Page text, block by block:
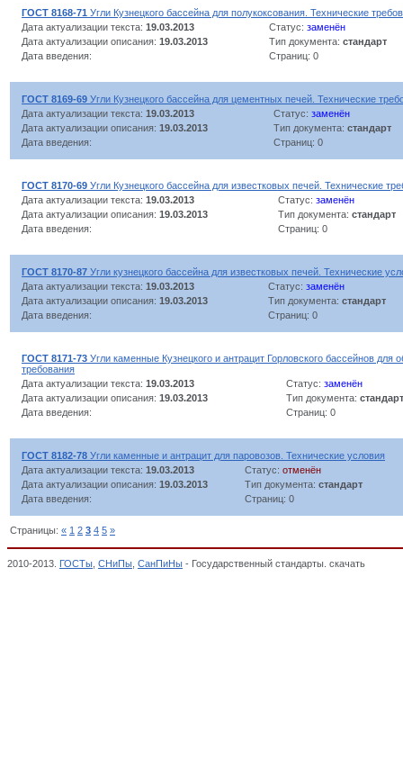
ГОСТ 8168-71 Угли Кузнецкого бассейна для полукоксования. Технические
Дата актуализации текста: 19.03.2013 Статус: заменён
Дата актуализации описания: 19.03.2013 Тип документа: стандарт
Дата введения:
Страниц: 0
ГОСТ 8169-69 Угли Кузнецкого бассейна для цементных печей. Технические
Дата актуализации текста: 19.03.2013 Статус: заменён
Дата актуализации описания: 19.03.2013 Тип документа: стандарт
Дата введения:
Страниц: 0
ГОСТ 8170-69 Угли Кузнецкого бассейна для известковых печей. Технические
Дата актуализации текста: 19.03.2013 Статус: заменён
Дата актуализации описания: 19.03.2013 Тип документа: стандарт
Дата введения:
Страниц: 0
ГОСТ 8170-87 Угли кузнецкого бассейна для известковых печей. Технические
Дата актуализации текста: 19.03.2013 Статус: заменён
Дата актуализации описания: 19.03.2013 Тип документа: стандарт
Дата введения:
Страниц: 0
ГОСТ 8171-73 Угли каменные Кузнецкого и антрацит Горловского бассейнов для
требования
Дата актуализации текста: 19.03.2013 Статус: заменён
Дата актуализации описания: 19.03.2013 Тип документа: стандарт
Дата введения:
Страниц: 0
ГОСТ 8182-78 Угли каменные и антрацит для паровозов. Технические условия
Дата актуализации текста: 19.03.2013 Статус: отменён
Дата актуализации описания: 19.03.2013 Тип документа: стандарт
Дата введения:
Страниц: 0
Страницы: « 1 2 3 4 5 »
2010-2013. ГОСТы СНиПы СанПиНы - Государственный стандарты. скачать